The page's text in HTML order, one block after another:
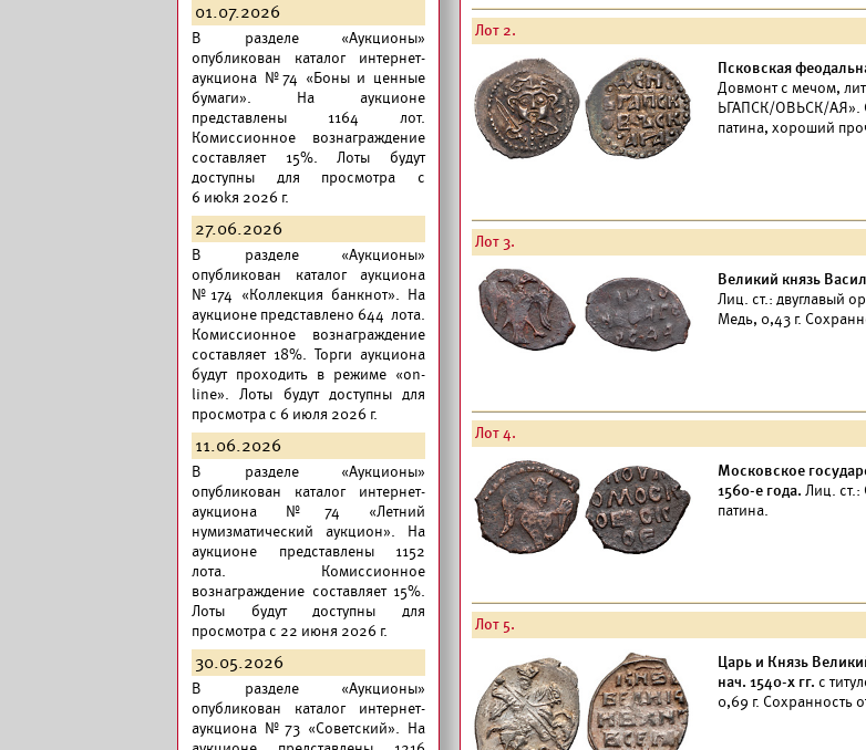
01.07.2026
В разделе «Аукционы»
опубликован каталог интернет-
аукциона №74 «Боны и ценные
бумаги». На аукционе
представлены 1164 лот.
Комиссионное вознаграждение
составляет 15%. Лоты будут
доступны для просмотра с
6 июkя 2026 г.
27.06.2026
В разделе «Аукционы»
опубликован каталог аукциона
№174 «Коллекция банкнот». На
аукционе представлено 644 лота.
Комиссионное вознаграждение
составляет 18%. Торги аукциона
будут проходить в режиме «on-
line». Лоты будут доступны для
просмотра с 6 июля 2026 г.
11.06.2026
В разделе «Аукционы»
опубликован каталог интернет-
аукциона №74 «Летний
нумизматический аукцион». На
аукционе представлены 1152
лота. Комиссионное
вознаграждение составляет 15%.
Лоты будут доступны для
просмотра с 22 июня 2026 г.
30.05.2026
В разделе «Аукционы»
опубликован каталог интернет-
аукциона №73 «Советский». На
Лот 2.
Псковская
Довмонт с мечом,
ЬГАПСК/ОВЬСК/АЯ».
патина, хороший
Лот 3.
Великий князь
Лиц. ст.: двуглавый
Медь, 0,43 г.
Лот 4.
Московское
1560-е года. Лиц. ст.:
патина.
Лот 5.
Царь и Князь
нач. 1540-x гг. с
0,69 г. Сохранность